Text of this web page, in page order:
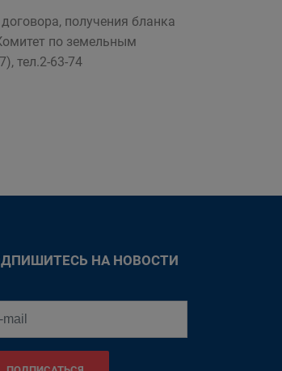
получения бланка
по земельным
тел.2-63-74
НА НОВОСТИ